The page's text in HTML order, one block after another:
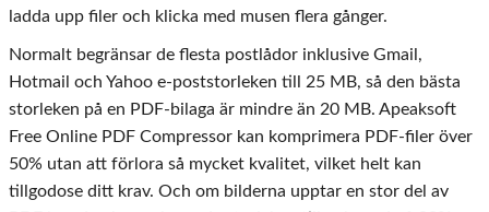
ladda upp filer och klicka med musen flera gånger.
Normalt begränsar de flesta postlådor inklusive Gmail,
Hotmail och Yahoo e-poststorleken till 25 MB, så den bästa
storleken på en PDF-bilaga är mindre än 20 MB. Apeaksoft
Free Online PDF Compressor kan komprimera PDF-filer över
50% utan att förlora så mycket kvalitet, vilket helt kan
tillgodose ditt krav. Och om bilderna upptar en stor del av